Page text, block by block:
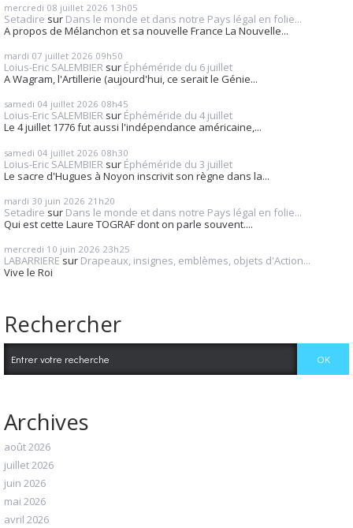
mercredi 08 juillet 2026 13h05
Setadire sur Dans le monde et dans notre Pays légal en folie...
A propos de Mélanchon et sa nouvelle France La Nouvelle...
mardi 07 juillet 2026 09h50
Loius-Eric SALEMBIER sur Éphéméride du 6 juillet
A Wagram, l'Artillerie (aujourd'hui, ce serait le Génie...
samedi 04 juillet 2026 08h45
Loius-Eric SALEMBIER sur Éphéméride du 4 juillet
Le 4 juillet 1776 fut aussi l'indépendance américaine,...
samedi 04 juillet 2026 08h30
Loius-Eric SALEMBIER sur Éphéméride du 3 juillet
Le sacre d'Hugues à Noyon inscrivit son règne dans la...
mardi 30 juin 2026 21h20
Setadire sur Dans le monde et dans notre Pays légal en folie...
Qui est cette Laure TOGRAF dont on parle souvent....
mercredi 10 juin 2026 23h25
LABARRIERE sur Drapeaux, insignes, emblèmes, objets d'Action...
Vive le Roi
Rechercher
Archives
août 2026
juillet 2026
juin 2026
mai 2026
avril 2026